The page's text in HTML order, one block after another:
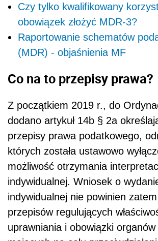
Czy tylko kwalifikowany
obowiązek złożyć MDR-3?
Raportowanie schematów
(MDR) - objaśnienia MF
Co na to przepisy prawa?
Z początkiem 2019 r., do
dodano artykuł 14b § 2a
przepisy prawa podatkowego,
których została ustawowo
możliwość otrzymania
indywidualnej. Wniosek o
indywidualnej nie powinien
przepisów regulujących
uprawniania i obowiązki